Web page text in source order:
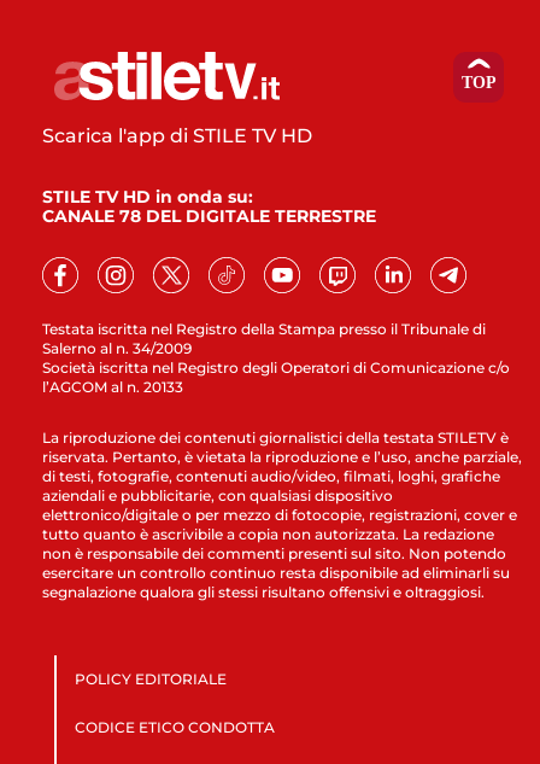
Testata iscritta nel Registro della Stampa presso il Tribunale di
Salerno al n. 34/2009
Società iscritta nel Registro degli Operatori di Comunicazione c/o
l’AGCOM al n. 20133
Scarica l'app di STILE TV HD
STILE TV HD in onda su:
CANALE 78 DEL DIGITALE TERRESTRE
La riproduzione dei contenuti giornalistici della testata STILETV è
riservata. Pertanto, è vietata la riproduzione e l’uso, anche parziale,
di testi, fotografie, contenuti audio/video, filmati, loghi, grafiche
aziendali e pubblicitarie, con qualsiasi dispositivo
elettronico/digitale o per mezzo di fotocopie, registrazioni, cover e
tutto quanto è ascrivibile a copia non autorizzata. La redazione
non è responsabile dei commenti presenti sul sito. Non potendo
esercitare un controllo continuo resta disponibile ad eliminarli su
segnalazione qualora gli stessi risultano offensivi e oltraggiosi.
POLICY EDITORIALE
CODICE ETICO CONDOTTA